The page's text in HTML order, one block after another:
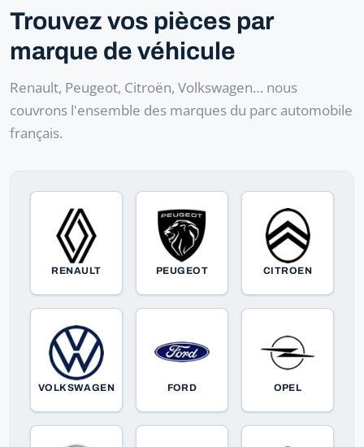
Trouvez vos pièces par
marque de véhicule
Renault, Peugeot, Citroën, Volkswagen… nous
couvrons l'ensemble des marques du parc automobile
français.
RENAULT PEUGEOT CITROEN
VOLKSWAGEN FORD OPEL